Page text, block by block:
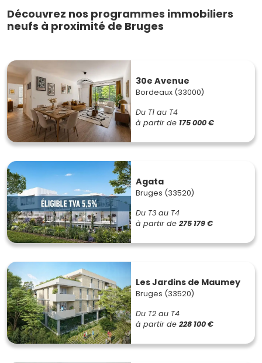
Découvrez nos programmes immobiliers
neufs à proximité de Bruges
30e Avenue
Bordeaux (33000)
Du T1 au T4
à partir de 175 000 €
Agata
Bruges (33520)
Du T3 au T4
à partir de 275 179 €
Les Jardins de Maumey
Bruges (33520)
Du T2 au T4
à partir de 228 100 €